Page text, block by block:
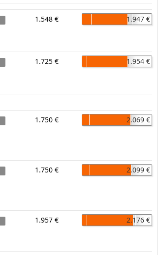
1.548 € 1.947 €
1.725 € 1.954 €
1.750 € 2.069 €
1.750 € 2.099 €
1.957 € 2.176 €